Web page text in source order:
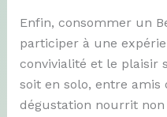
Enfin, consommer un
participer à une
convivialité et le plaisir
soit en solo, entre
dégustation nourrit